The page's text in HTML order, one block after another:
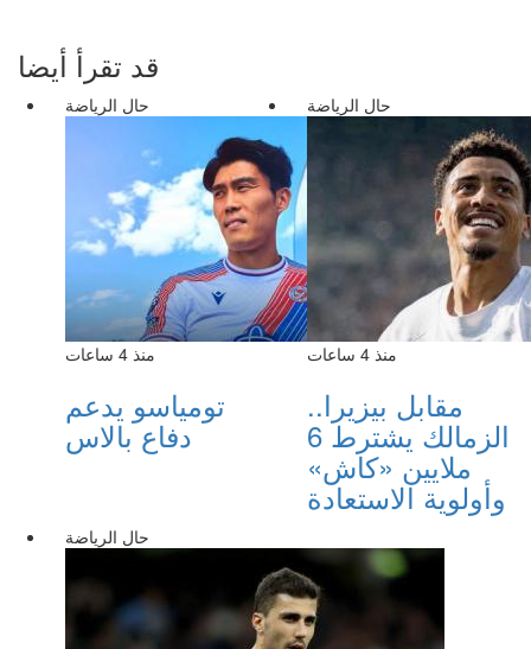
قد تقرأ أيضا
حال الرياضة
منذ 4 ساعات
تومياسو يدعم
دفاع بالاس
حال الرياضة
منذ 4 ساعات
مقابل بيزيرا..
الزمالك يشترط 6
ملايين «كاش»
وأولوية الاستعادة
حال الرياضة